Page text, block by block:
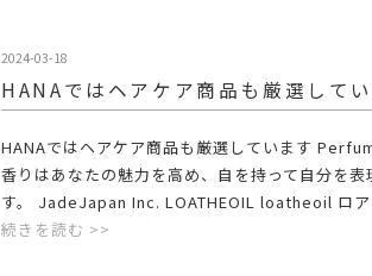
2024-03-18
HANAではヘアケア商品も厳選して
HANAではヘアケア商品も厳選しています
香りはあなたの魅力を高め、自を持って自分を表
す。 JadeJapan Inc. LOATHEOIL loatheoil ロ
続きを読む >>